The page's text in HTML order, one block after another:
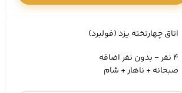
اتاق چهارتخته یزد (فولبرد)
4 نفر - بدون نفر اضافه
صبحانه + ناهار + شام